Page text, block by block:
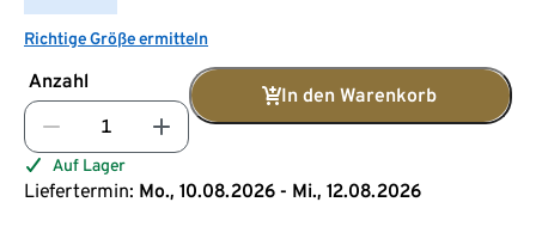
Richtige Größe ermitteln
Anzahl
In den Warenkorb
Auf Lager
Liefertermin: Mo., 10.08.2026 - Mi., 12.08.2026